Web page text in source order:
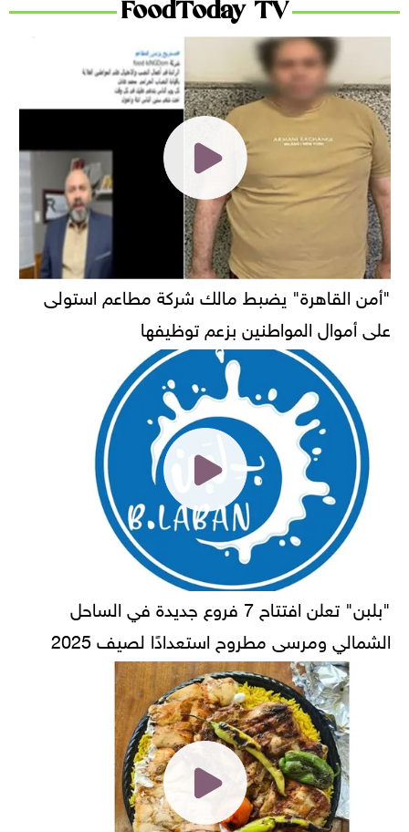
FoodToday TV
"أمن القاهرة" يضبط مالك شركة مطاعم استولى
على أموال المواطنين بزعم توظيفها
"بلبن" تعلن افتتاح 7 فروع جديدة في الساحل
الشمالي ومرسى مطروح استعدادًا لصيف 2025